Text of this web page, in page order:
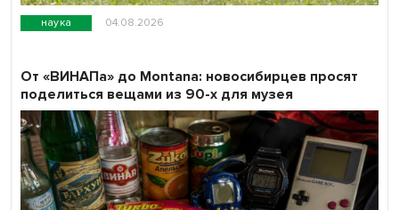
наука 04.08.2026
От «ВИНАПа» до Montana: новосибирцев просят
поделиться вещами из 90-х для музея